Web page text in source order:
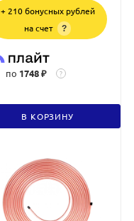
+ 210 бонусных рублей
на счет
?
по 1748 ₽ ?
В КОРЗИНУ